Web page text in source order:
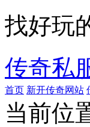
找好玩
传奇私
首页 新开传奇网站
当前位